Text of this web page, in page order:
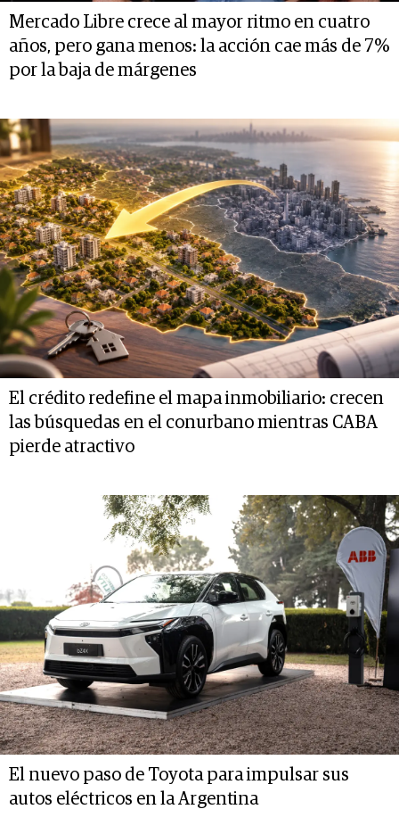
Mercado Libre crece al mayor ritmo en cuatro
años, pero gana menos: la acción cae más de 7%
por la baja de márgenes
El crédito redefine el mapa inmobiliario: crecen
las búsquedas en el conurbano mientras CABA
pierde atractivo
El nuevo paso de Toyota para impulsar sus
autos eléctricos en la Argentina